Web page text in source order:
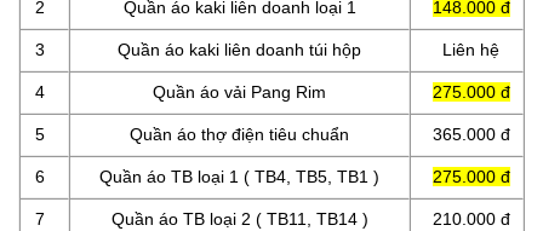
2 Quần áo kaki liên doanh loại 1 148.000 đ
3 Quần áo kaki liên doanh túi hộp Liên hệ
4 Quần áo vải Pang Rim 275.000 đ
5 Quần áo thợ điện tiêu chuẩn 365.000 đ
6 Quần áo TB loại 1 ( TB4, TB5, TB1 ) 275.000 đ
7 Quần áo TB loại 2 ( TB11, TB14 ) 210.000 đ